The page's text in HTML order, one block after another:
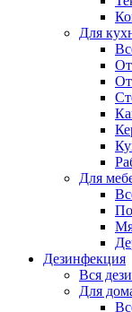
Для
От
Для
Дезинфекция
Вся
Для